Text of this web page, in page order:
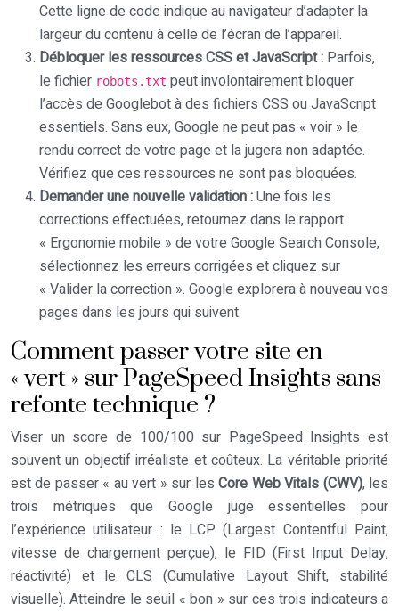
Cette ligne de code indique au navigateur d’adapter la
largeur du contenu à celle de l’écran de l’appareil.
Débloquer les ressources CSS et JavaScript : Parfois,
le fichier robots.txt peut involontairement bloquer
l’accès de Googlebot à des fichiers CSS ou JavaScript
essentiels. Sans eux, Google ne peut pas « voir » le
rendu correct de votre page et la jugera non adaptée.
Vérifiez que ces ressources ne sont pas bloquées.
Demander une nouvelle validation :Une fois les
corrections effectuées, retournez dans le rapport
« Ergonomie mobile » de votre Google Search Console,
sélectionnez les erreurs corrigées et cliquez sur
« Valider la correction ». Google explorera à nouveau vos
pages dans les jours qui suivent.
Comment passer votre site en
« vert » sur PageSpeed Insights sans
refonte technique ?
Viser un score de 100/100 sur PageSpeed Insights est
souvent un objectif irréaliste et coûteux. La véritable priorité
est de passer « au vert » sur lesCore Web Vitals (CWV), les
trois métriques que Google juge essentielles pour
l’expérience utilisateur : le LCP (Largest Contentful Paint,
vitesse de chargement perçue), le FID (First Input Delay,
réactivité) et le CLS (Cumulative Layout Shift, stabilité
visuelle). Atteindre le seuil « bon » sur ces trois indicateurs a